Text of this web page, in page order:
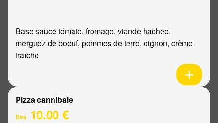
Base sauce tomate, fromage, viande hachée,
merguez de boeuf, pommes de terre, oignon, crème
fraîche
Pizza cannibale
Dès 10.00 €